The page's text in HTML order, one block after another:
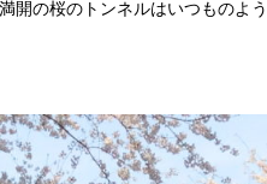
開の桜のトンネルはいつものよ